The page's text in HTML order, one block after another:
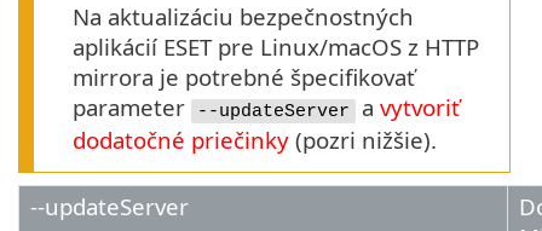
Na aktualizáciu bezpečnostných
aplikácií ESET pre Linux/macOS z HTTP
mirrora je potrebné špecifikovať
parameter
--updateServer a vytvoriť
dodatočné priečinky (pozri nižšie).
--updateServer